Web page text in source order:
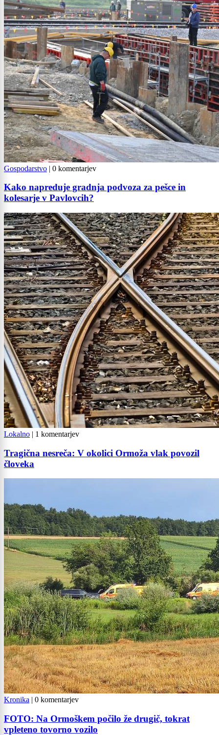
Gospodarstvo | 0 komentarjev
Kako napreduje gradnja podvoza za pešce in
kolesarje v Pavlovcih?
Lokalno | 1 komentarjev
Tragična nesreča: V okolici Ormoža vlak povozil
človeka
Kronika | 0 komentarjev
FOTO: Na Ormoškem počilo že drugič, tokrat
vpleteno tovorno vozilo